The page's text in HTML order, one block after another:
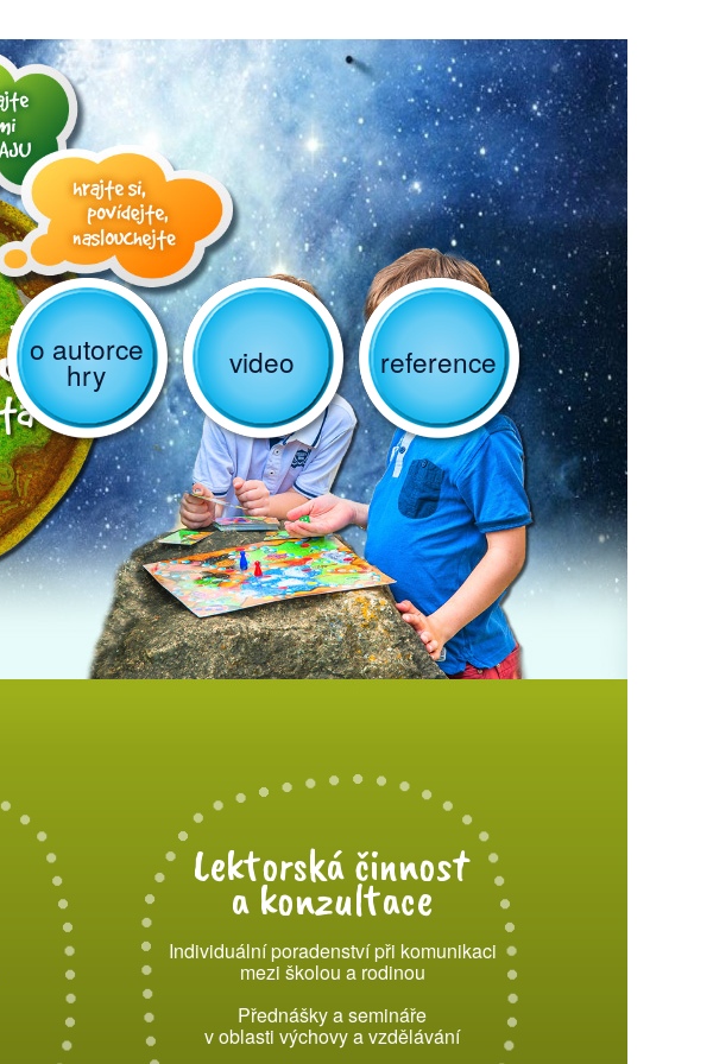
o autorce
hry video reference
Lektorská činnost
a konzultace
Individuální poradenství při komunikaci
mezi školou a rodinou
Přednášky a semináře
v oblasti výchovy a vzdělávání